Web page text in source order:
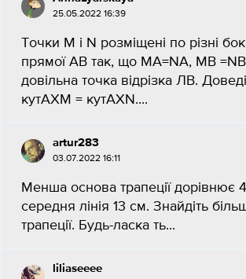
25.05.2022 16:39
Точки M i N розміщені по різні
прямої АВ так, що MA=NA, MB
довільна точка відрізка ЛВ.
кутAXM = кутAXN.​...
artur283
03.07.2022 16:11
Менша основа трапеції дорівнює
середня лінія 13 см. Знайдіть
трапеції. Будь-ласка ть...
liliaseeee